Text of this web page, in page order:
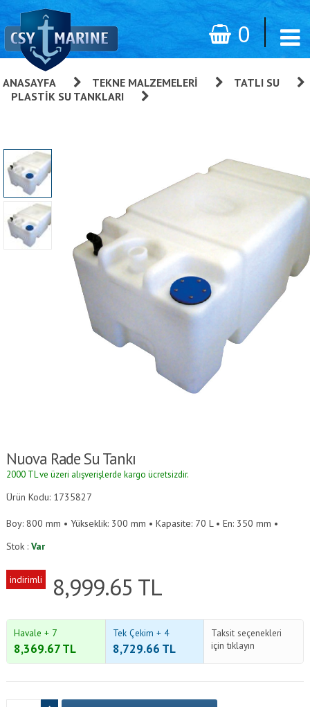
0
ANASAYFA TEKNE MALZEMELERI
TATLI SU
PLASTIK SU TANKLARI
Nuova Rade Su Tankı
2000 TL ve üzeri alışverişlerde kargo ücretsizdir.
Ürün Kodu: 1735827
Boy: 800 mm • Yükseklik: 300 mm • Kapasite: 70 L • En: 350 mm •
Stok :Var
indirimli 8,999.65 TL
Havale + 7
8,369.67TL
Tek Çekim + 4
8,729.66 TL
Taksit seçenekleri
için tıklayın